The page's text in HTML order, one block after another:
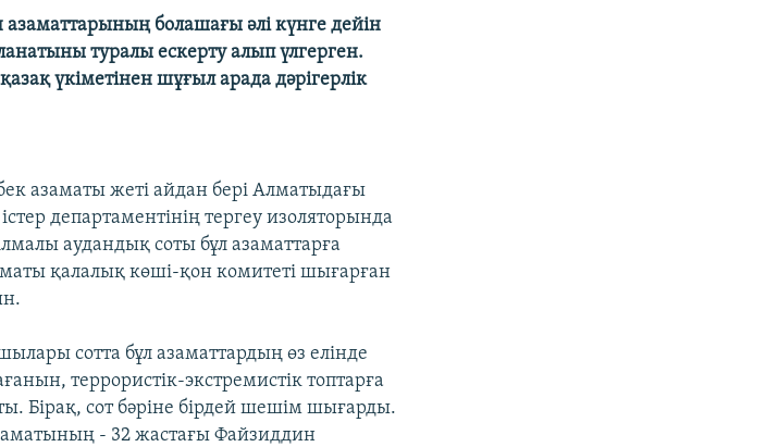
болашағы әлі күнге дейін
туралы ескерту алып үлгерген.
үкіметінен шұғыл арада дәрігерлік
азаматы жеті айдан бері Алматыдағы
департаментінің тергеу изоляторында
аудандық соты бұл азаматтарға
қалалық көші-қон комитеті шығарған
сотта бұл азаматтардың өз елінде
террористік-экстремистік топтарға
Бірақ, сот бәріне бірдей шешім шығарды.
- 32 жастағы Файзиддин